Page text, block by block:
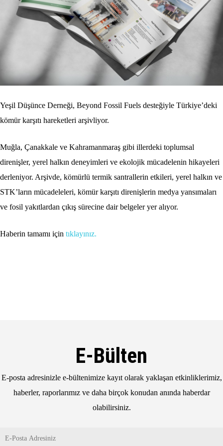
Yeşil Düşünce Derneği, Beyond Fossil Fuels desteğiyle Türkiye’deki
kömür karşıtı hareketleri arşivliyor.
Muğla, Çanakkale ve Kahramanmaraş gibi illerdeki toplumsal
direnişler, yerel halkın deneyimleri ve ekolojik mücadelenin hikayeleri
derleniyor. Arşivde, kömürlü termik santrallerin etkileri, yerel halkın ve
STK’ların mücadeleleri, kömür karşıtı direnişlerin medya yansımaları
ve fosil yakıtlardan çıkış sürecine dair belgeler yer alıyor.
Haberin tamamı için tıklayınız.
E-Bülten
E-posta adresinizle e-bültenimize kayıt olarak yaklaşan etkinliklerimiz,
haberler, raporlarımız ve daha birçok konudan anında haberdar
olabilirsiniz.